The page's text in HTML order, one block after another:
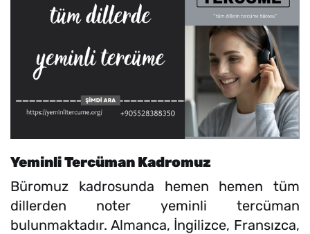
Yeminli Tercüman Kadromuz
Büromuz kadrosunda hemen hemen tüm
dillerden noter yeminli tercüman
bulunmaktadır. Almanca, İngilizce, Fransızca,